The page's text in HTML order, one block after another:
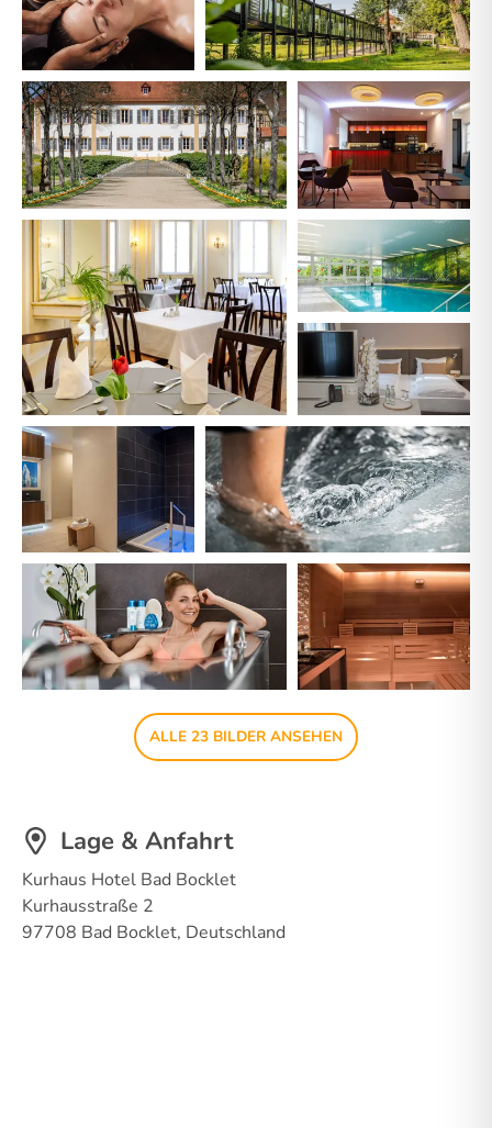
ALLE 23 BILDER ANSEHEN
Lage & Anfahrt
Kurhaus Hotel Bad Bocklet
Kurhausstraße 2
97708 Bad Bocklet, Deutschland